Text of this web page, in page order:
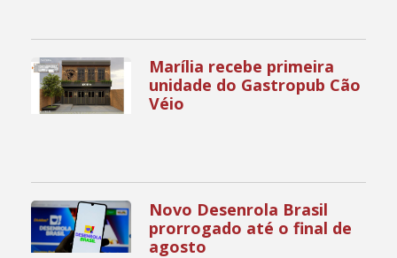
Marília recebe primeira
unidade do Gastropub Cão
Véio
Novo Desenrola Brasil
prorrogado até o final de
agosto